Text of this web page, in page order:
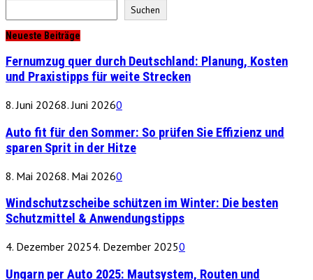
Suchen
Neueste Beiträge
Fernumzug quer durch Deutschland: Planung, Kosten
und Praxistipps für weite Strecken
8. Juni 20268. Juni 20260
Auto fit für den Sommer: So prüfen Sie Effizienz und
sparen Sprit in der Hitze
8. Mai 20268. Mai 20260
Windschutzscheibe schützen im Winter: Die besten
Schutzmittel & Anwendungstipps
4. Dezember 20254. Dezember 20250
Ungarn per Auto 2025: Mautsystem, Routen und